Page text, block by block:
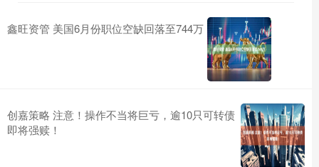
鑫旺资管 美国6月份职位空缺回落至744万
创嘉策略 注意！操作不当将巨亏，逾10只可转债
即将强赎！